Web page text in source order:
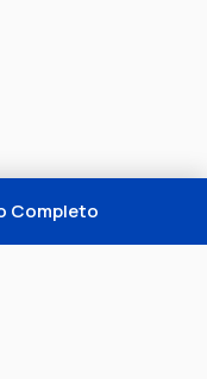
Completo